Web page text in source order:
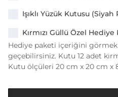
Işıklı Yüzük Kutusu (Siyah
Kırmızı Güllü Özel
Hediye paketi içeriğini
geçebilirsiniz. Kutu 12 adet
Kutu ölçüleri 20 cm x 20 cm x